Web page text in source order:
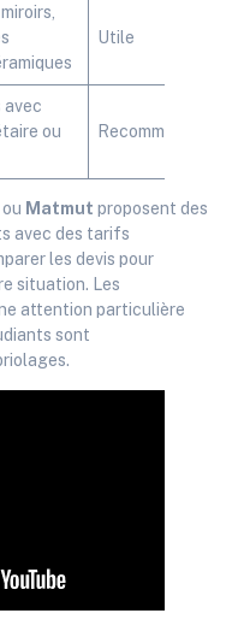
Utile
avec
ou
Recommandée
ou Matmut proposent des
avec des tarifs
les devis pour
situation. Les
attention particulière
sont